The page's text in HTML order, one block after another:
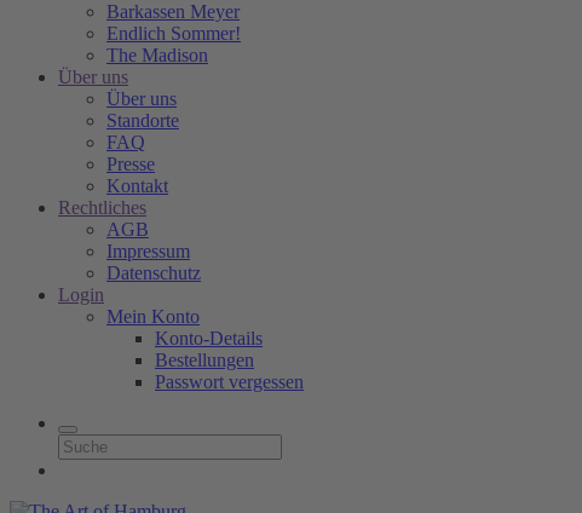
Barkassen Meyer
Endlich Sommer!
The Madison
Über uns
Über uns
Standorte
FAQ
Presse
Kontakt
Rechtliches
AGB
Impressum
Datenschutz
Login
Mein Konto
Konto-Details
Bestellungen
Passwort vergessen